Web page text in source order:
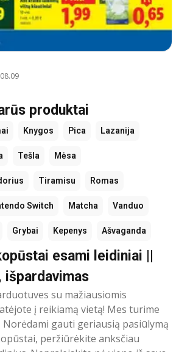
produktai
Knygos Pica Lazanija
Tešla Mėsa
Tiramisu Romas
Switch Matcha Vanduo
Grybai Kepenys Ašvaganda
esami leidiniai ||
išpardavimas
su mažiausiomis
į reikiamą vietą! Mes turime
gauti geriausią pasiūlymą
peržiūrėkite anksčiau